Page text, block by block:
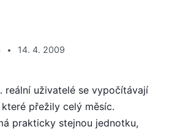
14. 4. 2009
reální uživatelé se vypočítávají
přežily celý měsíc.
prakticky stejnou jednotku,